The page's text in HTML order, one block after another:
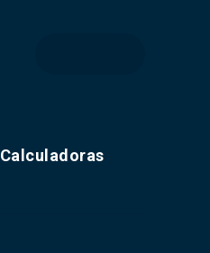
Calculadoras